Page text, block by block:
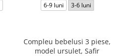
6-9 luni 3-6 luni
Compleu bebelusi 3 piese,
model ursulet, Safir